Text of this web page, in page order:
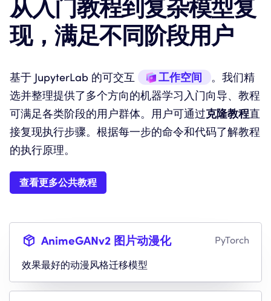
从入门教程到复杂模型复
现，满足不同阶段用户
基于 JupyterLab 的可交互 工作空间
。我们精
选并整理提供了多个方向的机器学习入门向导、教程
可满足各类阶段的用户群体。用户可通过克隆教程直
接复现执行步骤。根据每一步的命令和代码了解教程
的执行原理。
查看更多公共教程
AnimeGANv2 图片动漫化 PyTorch
效果最好的动漫风格迁移模型